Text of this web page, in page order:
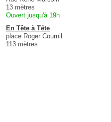
13 mètres
Ouvert jusqu'à 19h
En Tête à Tête
place Roger Cournil
113 mètres